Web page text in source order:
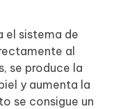
el sistema de
al
se produce la
y aumenta la
se consigue un